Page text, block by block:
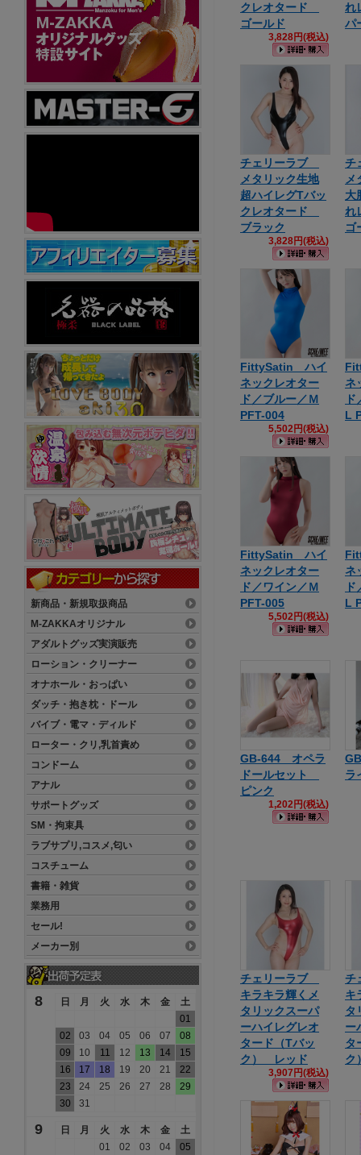
クレオタード
ゴールド
3,828円(税込)
れ
パ
チェリーラブ
メタリック生地
超ハイレグTバッ
クレオタード
ブラック
3,828円(税込)
チ
メ
大
れ
ゴ
FittySatin ハイ
ネックレオター
ド／ブルー／Ｍ
PFT-004
5,502円(税込)
ネ
L
FittySatin ハイ
ネックレオター
ド／ワイン／Ｍ
PFT-005
5,502円(税込)
ネ
L
GB-644 オペラ
ドールセット
ピンク
1,202円(税込)
ラ
チェリーラブ
キラキラ輝くメ
タリックスーパ
ーハイレグレオ
タード（Tバッ
ク） レッド
3,907円(税込)
チ
キ
タ
ー
タ
ク
新商品・新規取扱商品
M-ZAKKAオリジナル
アダルトグッズ実演販売
ローション・クリーナー
オナホール・おっぱい
ダッチ・抱き枕・ドール
バイブ・電マ・ディルド
ローター・クリ,乳首責め
コンドーム
アナル
サポートグッズ
SM・拘束具
ラブサプリ,コスメ,匂い
コスチューム
書籍・雑貨
業務用
セール!
メーカー別
8 日 月 火 水 木 金
土
01
02
03 04 05 06 07
08
09
10 11 12 13 14
15
16
17 18 19 20 21
22
23
24 25 26 27 28
29
30
31
9 日 月 火 水 木 金
土
01
02 03 04
05